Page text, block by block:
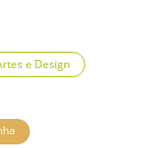
e Design